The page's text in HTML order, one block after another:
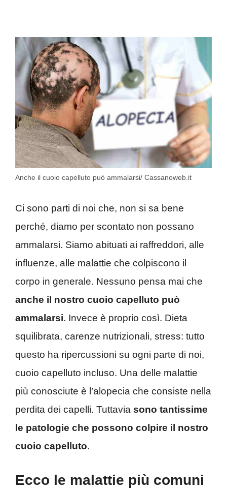
Anche il cuoio capelluto può ammalarsi/ Cassanoweb.it
Ci sono parti di noi che, non si sa bene
perché, diamo per scontato non possano
ammalarsi. Siamo abituati ai raffreddori, alle
influenze, alle malattie che colpiscono il
corpo in generale. Nessuno pensa mai che
anche il nostro cuoio capelluto può
ammalarsi. Invece è proprio così. Dieta
squilibrata, carenze nutrizionali, stress: tutto
questo ha ripercussioni su ogni parte di noi,
cuoio capelluto incluso. Una delle malattie
più conosciute è l’alopecia che consiste nella
perdita dei capelli. Tuttavia sono tantissime
le patologie che possono colpire il nostro
cuoio capelluto.
Ecco le malattie più comuni